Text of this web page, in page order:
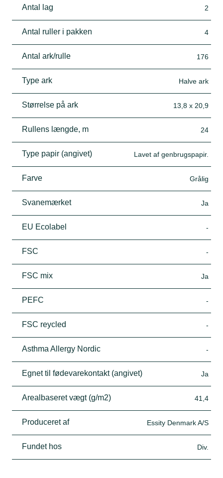
Antal lag 2
Antal ruller i pakken 4
Antal ark/rulle 176
Type ark Halve ark
Størrelse på ark 13,8 x 20,9
Rullens længde, m 24
Type papir (angivet) Lavet af genbrugspapir.
Farve Grålig
Svanemærket Ja
EU Ecolabel -
FSC -
FSC mix Ja
PEFC -
FSC reycled -
Asthma Allergy Nordic -
Egnet til fødevarekontakt (angivet) Ja
Arealbaseret vægt (g/m2) 41,4
Produceret af Essity Denmark A/S
Fundet hos Div.